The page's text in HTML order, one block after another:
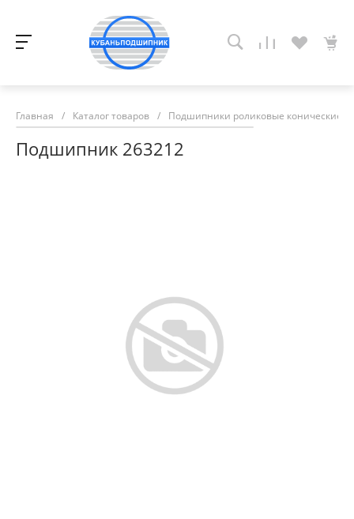
Главная / Каталог товаров / Подшипники роликовые конические
Подшипник 263212